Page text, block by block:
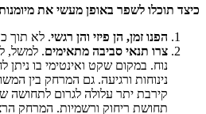
כיצד תוכלו לשפר באופן מעשי את
הפנו זמן, הן פיזי והן רגשי. לא תוך
צרו תנאי סביבה מתאימים. למשל,
נוח. במקום שקט ואינטימי בו ניתן
נינוחות ורגיעה. גם המרחק בין
קירבת יתר עלולה לגרום לתחושה